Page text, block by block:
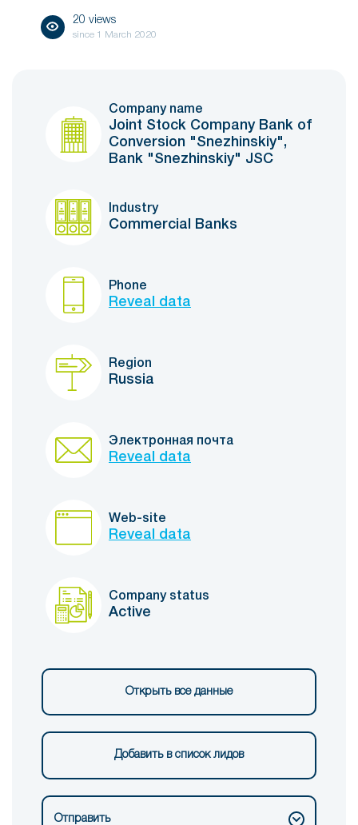
20 views
since 1 March 2020
Company name
Joint Stock Company Bank of
Conversion "Snezhinskiy",
Bank "Snezhinskiy" JSC
Industry
Commercial Banks
Phone
Reveal data
Region
Russia
Электронная почта
Reveal data
Web-site
Reveal data
Company status
Active
Открыть все данные
Добавить в список лидов
Отправить